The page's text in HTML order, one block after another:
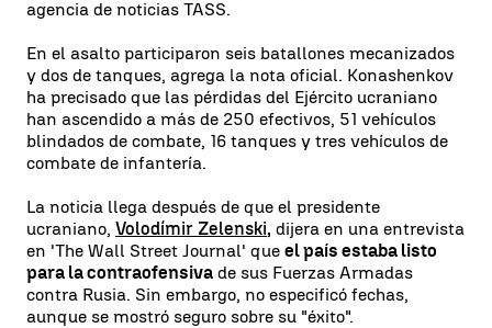
agencia de noticias TASS.
En el asalto participaron seis batallones mecanizados
y dos de tanques, agrega la nota oficial. Konashenkov
ha precisado que las pérdidas del Ejército ucraniano
han ascendido a más de 250 efectivos, 51 vehículos
blindados de combate, 16 tanques y tres vehículos de
combate de infantería.
La noticia llega después de que el presidente
ucraniano, Volodímir Zelenski, dijera en una entrevista
en 'The Wall Street Journal' que el país estaba listo
para la contraofensiva de sus Fuerzas Armadas
contra Rusia. Sin embargo, no especificó fechas,
aunque se mostró seguro sobre su "éxito".